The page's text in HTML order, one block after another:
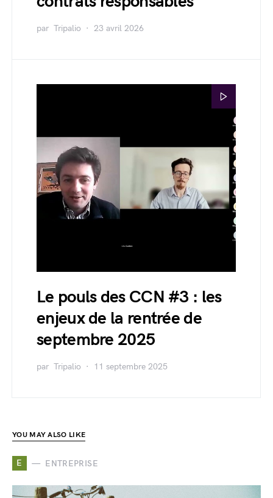
par Tripalio 23 avril 2026
Le pouls des CCN #3 : les
enjeux de la rentrée de
septembre 2025
par Tripalio 11 septembre 2025
YOU MAY ALSO LIKE
E ENTREPRISE